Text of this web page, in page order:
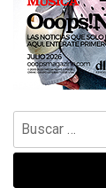
Buscar: